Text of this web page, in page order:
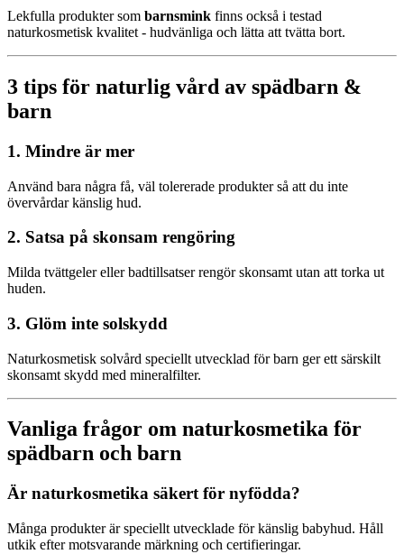
Lekfulla produkter som barnsmink finns också i testad
naturkosmetisk kvalitet - hudvänliga och lätta att tvätta bort.
3 tips för naturlig vård av spädbarn &
barn
1. Mindre är mer
Använd bara några få, väl tolererade produkter så att du inte
övervårdar känslig hud.
2. Satsa på skonsam rengöring
Milda tvättgeler eller badtillsatser rengör skonsamt utan att torka ut
huden.
3. Glöm inte solskydd
Naturkosmetisk solvård speciellt utvecklad för barn ger ett särskilt
skonsamt skydd med mineralfilter.
Vanliga frågor om naturkosmetika för
spädbarn och barn
Är naturkosmetika säkert för nyfödda?
Många produkter är speciellt utvecklade för känslig babyhud. Håll
utkik efter motsvarande märkning och certifieringar.